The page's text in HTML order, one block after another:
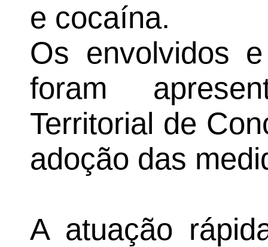
e cocaína.
Os envolvidos
foram
Territorial de
adoção das
A atuação